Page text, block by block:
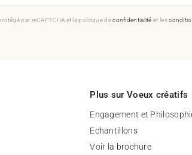
par reCAPTCHA et la politique deconfidentialité et les
Plus sur Voeux créatifs
Engagement et
Echantillons
Voir la brochure